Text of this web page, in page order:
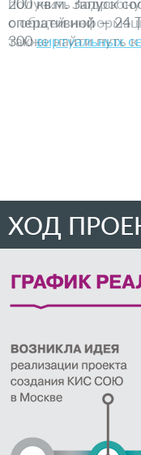
получить
с общей
также найти путь
ХОД